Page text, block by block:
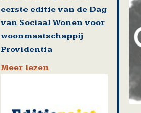
eerste editie van de Dag
van Sociaal Wonen voor
woonmaatschappij
Providentia
Meer lezen